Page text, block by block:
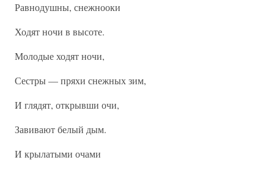
Равнодушны, снежнооки
Ходят ночи в высоте.
Молодые ходят ночи,
Сестры — пряхи снежных зим,
И глядят, открывши очи,
Завивают белый дым.
И крылатыми очами